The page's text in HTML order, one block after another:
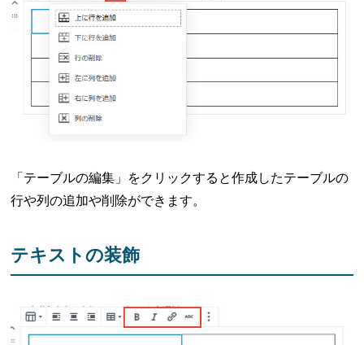
「テーブルの編集」をクリックすると作成したテーブルの
行や列の追加や削除ができます。
テキストの装飾